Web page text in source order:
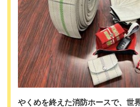
やくめを終えた消防ホースで、世